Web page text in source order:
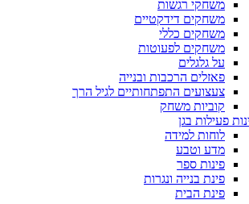
משחקי רגשות
משחקים דידקטיים
משחקים כללי
משחקים לפעוטות
על גלגלים
פאזלים הרכבות ובנייה
צעצועים התפתחותיים לגיל הרך
קוביות משחק
פעילות בגן
לוחות למידה
מדע וטבע
פינות ספר
פינת בנייה ונגרות
פינת הבית